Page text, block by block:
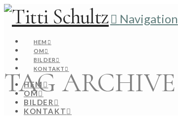
Navigation
HEM
OM
BILDER
KONTAKT
HEM
OM
BILDER
KONTAKT
TAG ARCHIVE